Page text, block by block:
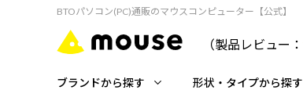
BTOパソコン(PC)通販のマウスコンピューター【公式】
（製品レビュー：
ブランドから探す 形状・タイプから探す